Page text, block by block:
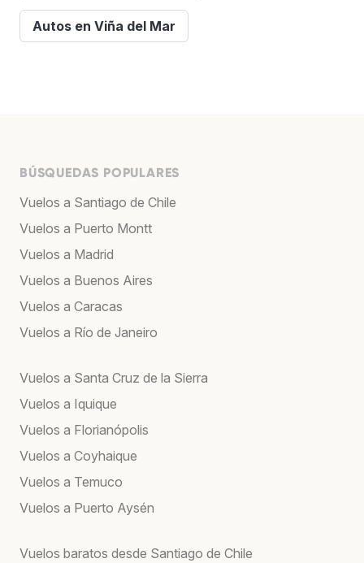
Autos en Viña del Mar
BÚSQUEDAS POPULARES
Vuelos a Santiago de Chile
Vuelos a Puerto Montt
Vuelos a Madrid
Vuelos a Buenos Aires
Vuelos a Caracas
Vuelos a Río de Janeiro
Vuelos a Santa Cruz de la Sierra
Vuelos a Iquique
Vuelos a Florianópolis
Vuelos a Coyhaique
Vuelos a Temuco
Vuelos a Puerto Aysén
Vuelos baratos desde Santiago de Chile